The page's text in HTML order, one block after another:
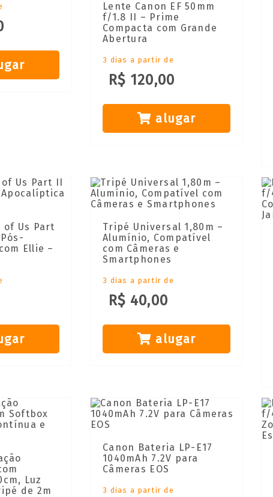
Lente Canon EF 50mm
f/1.8 II – Prime
Compacta com Grande
Abertura
3 dias a partir de
R$ 120,00
alugar
of Us Part
Ellie –
Tripé Universal 1,80m –
Alumínio, Compatível
com Câmeras e
Smartphones
3 dias a partir de
R$ 40,00
alugar
Luz
de 2m
Canon Bateria LP-E17
1040mAh 7.2V para
Câmeras EOS
3 dias a partir de